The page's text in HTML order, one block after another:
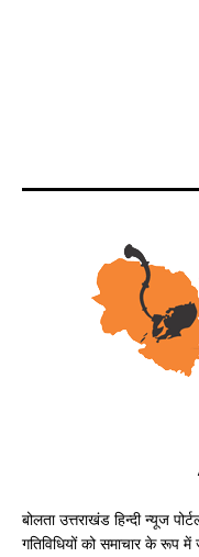
बोलता उत्तराखंड हिन्दी न्यूज
गतिविधियों को समाचार के रूप